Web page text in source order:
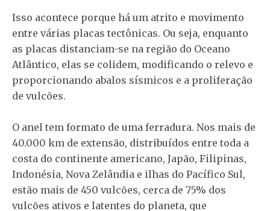
Isso acontece porque há um atrito e movimento
entre várias placas tectônicas. Ou seja, enquanto
as placas distanciam-se na região do Oceano
Atlântico, elas se colidem, modificando o relevo e
proporcionando abalos sísmicos e a proliferação
de vulcões.
O anel tem formato de uma ferradura. Nos mais de
40.000 km de extensão, distribuídos entre toda a
costa do continente americano, Japão, Filipinas,
Indonésia, Nova Zelândia e ilhas do Pacífico Sul,
estão mais de 450 vulcões, cerca de 75% dos
vulcões ativos e latentes do planeta, que